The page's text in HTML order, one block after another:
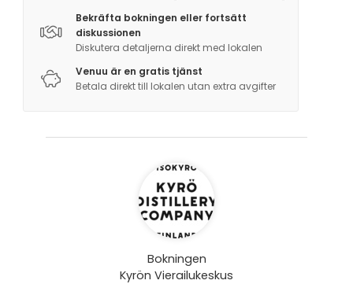
Bekräfta bokningen eller fortsätt
diskussionen
Diskutera detaljerna direkt med lokalen
Venuu är en gratis tjänst
Betala direkt till lokalen utan extra avgifter
Bokningen
Kyrön Vierailukeskus